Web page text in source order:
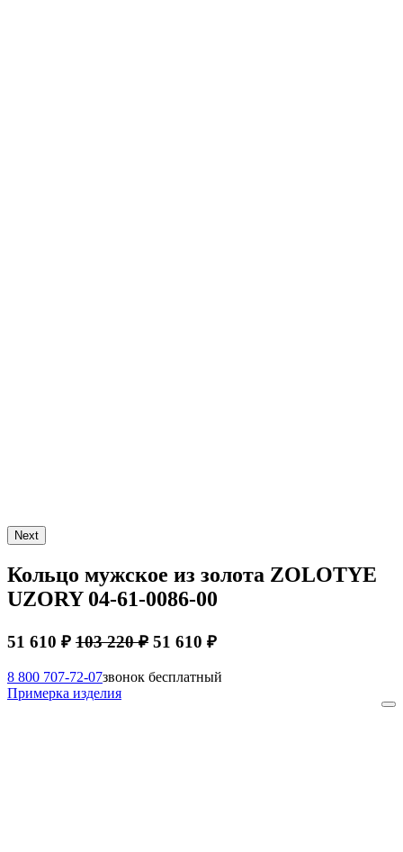
Next
Кольцо мужское из золота ZOLOTYE
UZORY 04-61-0086-00
51 610 ₽ 103 220 ₽ 51 610 ₽
8 800 707-72-07звонок бесплатный
Примерка изделия